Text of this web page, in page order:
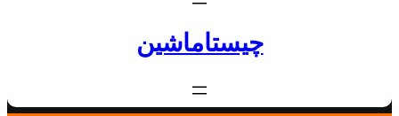
چیستاماشین